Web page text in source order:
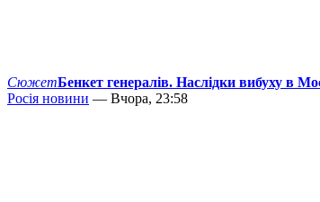
СюжетБенкет генералів. Наслідки вибуху в
Росія новини — Вчора, 23:58